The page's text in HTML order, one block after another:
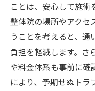
ことは、安心して施術
整体院の場所やアクセ
うことを考えると、
負担を軽減します。さ
や料金体系も事前に確
により、予期せぬト